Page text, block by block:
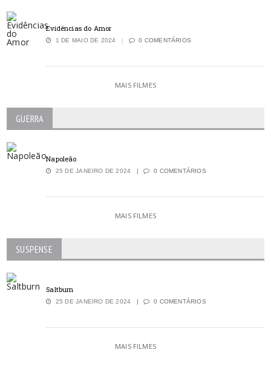
Evidências do Amor
1 DE MAIO DE 2024 0 COMENTÁRIOS
MAIS FILMES
GUERRA
Napoleão
25 DE JANEIRO DE 2024 0 COMENTÁRIOS
MAIS FILMES
SUSPENSE
Saltburn
25 DE JANEIRO DE 2024 0 COMENTÁRIOS
MAIS FILMES